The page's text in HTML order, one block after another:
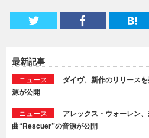
最新記事
ニュース
ダイヴ、新作のリリース
源が公開
ニュース
アレックス・ウォーレン
曲“Rescuer”の音源が公開